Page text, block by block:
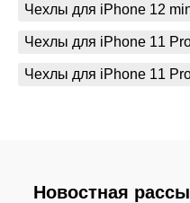
Чехлы для iPhone 12
Чехлы для iPhone 11
Чехлы для iPhone 11
Новостная